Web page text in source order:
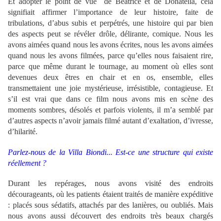
signifiait affirmer l’importance de leur histoire, faite de
tribulations, d’abus subis et perpétrés, une histoire qui par bien
des aspects peut se révéler drôle, délirante, comique. Nous les
avons aimées quand nous les avons écrites, nous les avons aimées
quand nous les avons filmées, parce qu’elles nous faisaient rire,
parce que même durant le tournage, au moment où elles sont
devenues deux êtres en chair et en os, ensemble, elles
transmettaient une joie mystérieuse, irrésistible, contagieuse. Et
s’il est vrai que dans ce film nous avons mis en scène des
moments sombres, désolés et parfois violents, il m’a semblé par
d’autres aspects n’avoir jamais filmé autant d’exaltation, d’ivresse,
d’hilarité.
Parlez-nous de la Villa Biondi... Est-ce une structure qui existe
réellement ?
Durant les repérages, nous avons visité des endroits
décourageants, où les patients étaient traités de manière expéditive
: placés sous sédatifs, attachés par des lanières, ou oubliés. Mais
nous avons aussi découvert des endroits très beaux chargés